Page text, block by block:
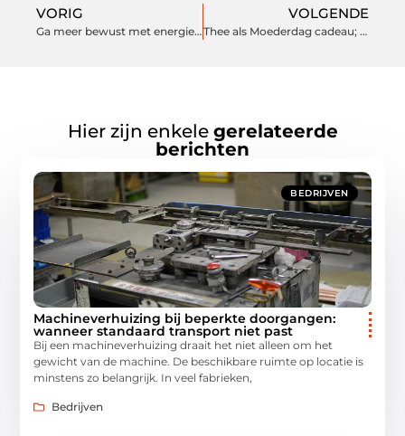
VORIG
Ga meer bewust met energie om
VOLGENDE
Thee als Moederdag cadeau; een origineel idee!
Hier zijn enkele gerelateerde
berichten
BEDRIJVEN
Machineverhuizing bij beperkte doorgangen:
wanneer standaard transport niet past
Bij een machineverhuizing draait het niet alleen om het
gewicht van de machine. De beschikbare ruimte op locatie is
minstens zo belangrijk. In veel fabrieken,
Bedrijven